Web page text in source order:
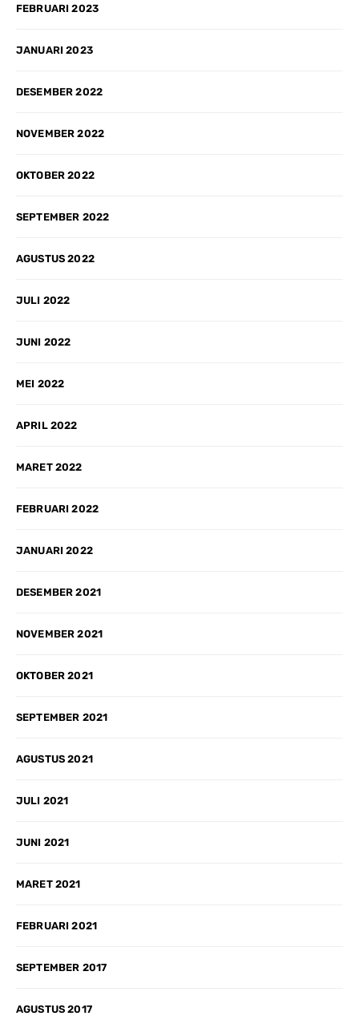
FEBRUARI 2023
JANUARI 2023
DESEMBER 2022
NOVEMBER 2022
OKTOBER 2022
SEPTEMBER 2022
AGUSTUS 2022
JULI 2022
JUNI 2022
MEI 2022
APRIL 2022
MARET 2022
FEBRUARI 2022
JANUARI 2022
DESEMBER 2021
NOVEMBER 2021
OKTOBER 2021
SEPTEMBER 2021
AGUSTUS 2021
JULI 2021
JUNI 2021
MARET 2021
FEBRUARI 2021
SEPTEMBER 2017
AGUSTUS 2017